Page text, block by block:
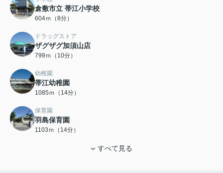
倉敷市立 帯江小学校
604ｍ（8分）
ドラッグストア
ザグザグ加須山店
799ｍ（10分）
幼稚園
帯江幼稚園
1085ｍ（14分）
保育園
羽島保育園
1103ｍ（14分）
すべて見る